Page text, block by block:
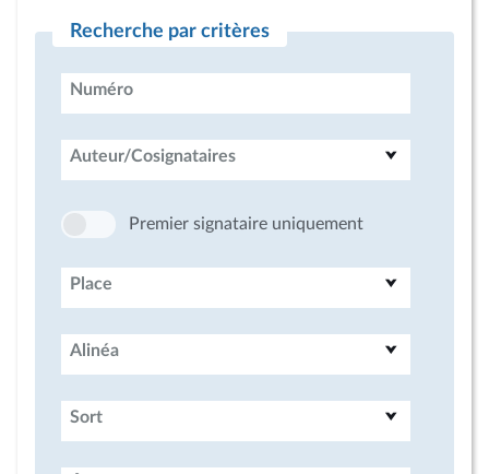
Recherche par critères
Numéro
Auteur/Cosignataires
Premier signataire uniquement
Place
Alinéa
Sort